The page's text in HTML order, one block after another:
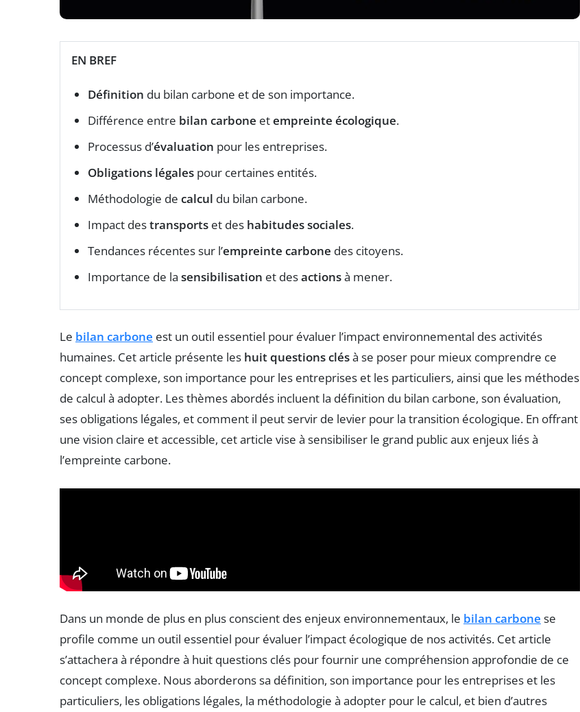
EN BREF
Définition du bilan carbone et de son importance.
Différence entre bilan carbone etempreinte écologique.
Processus d’évaluation pour les entreprises.
Obligations légales pour certaines entités.
Méthodologie de calcul du bilan carbone.
Impact destransports et des habitudes sociales.
Tendances récentes sur l’empreinte carbone des citoyens.
Importance de la sensibilisation et desactionsà mener.
Le bilan carbone est un outil essentiel pour évaluer l’impact environnemental des activités
humaines. Cet article présente les huit questions clésà se poser pour mieux comprendre ce
concept complexe, son importance pour les entreprises et les particuliers, ainsi que les méthodes
de calcul à adopter. Les thèmes abordés incluent la définition du bilan carbone, son évaluation,
ses obligations légales, et comment il peut servir de levier pour la transition écologique. En offrant
une vision claire et accessible, cet article vise à sensibiliser le grand public aux enjeux liés à
l’empreinte carbone.
Dans un monde de plus en plus conscient des enjeux environnementaux, le bilan carbone se
profile comme un outil essentiel pour évaluer l’impact écologique de nos activités. Cet article
s’attachera à répondre à huit questions clés pour fournir une compréhension approfondie de ce
concept complexe. Nous aborderons sa définition, son importance pour les entreprises et les
particuliers, les obligations légales, la méthodologie à adopter pour le calcul, et bien d’autres